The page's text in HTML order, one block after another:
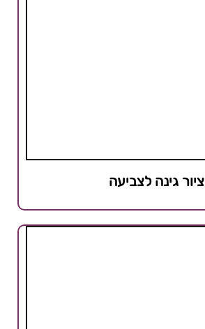
ציור גינה לצביעה